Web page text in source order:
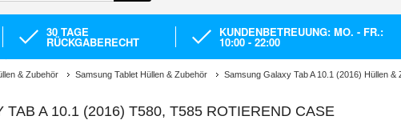
30 TAGE
RÜCKGABERECHT
KUNDENBETREUUNG: MO. - FR.:
10:00 - 22:00
& Zubehör Samsung Tablet Hüllen & Zubehör Samsung Galaxy Tab A 10.1 (2016) Hüllen &
TAB A 10.1 (2016) T580, T585 ROTIEREND CASE